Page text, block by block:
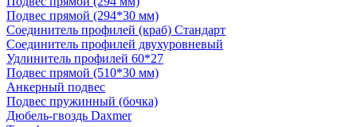
Подвес прямой (294*30 мм)
Соединитель профилей (краб) Стандарт
Соединитель профилей двухуровневый
Удлинитель профилей 60*27
Подвес прямой (510*30 мм)
Анкерный подвес
Подвес пружинный (бочка)
Дюбель-гвоздь Daxmer